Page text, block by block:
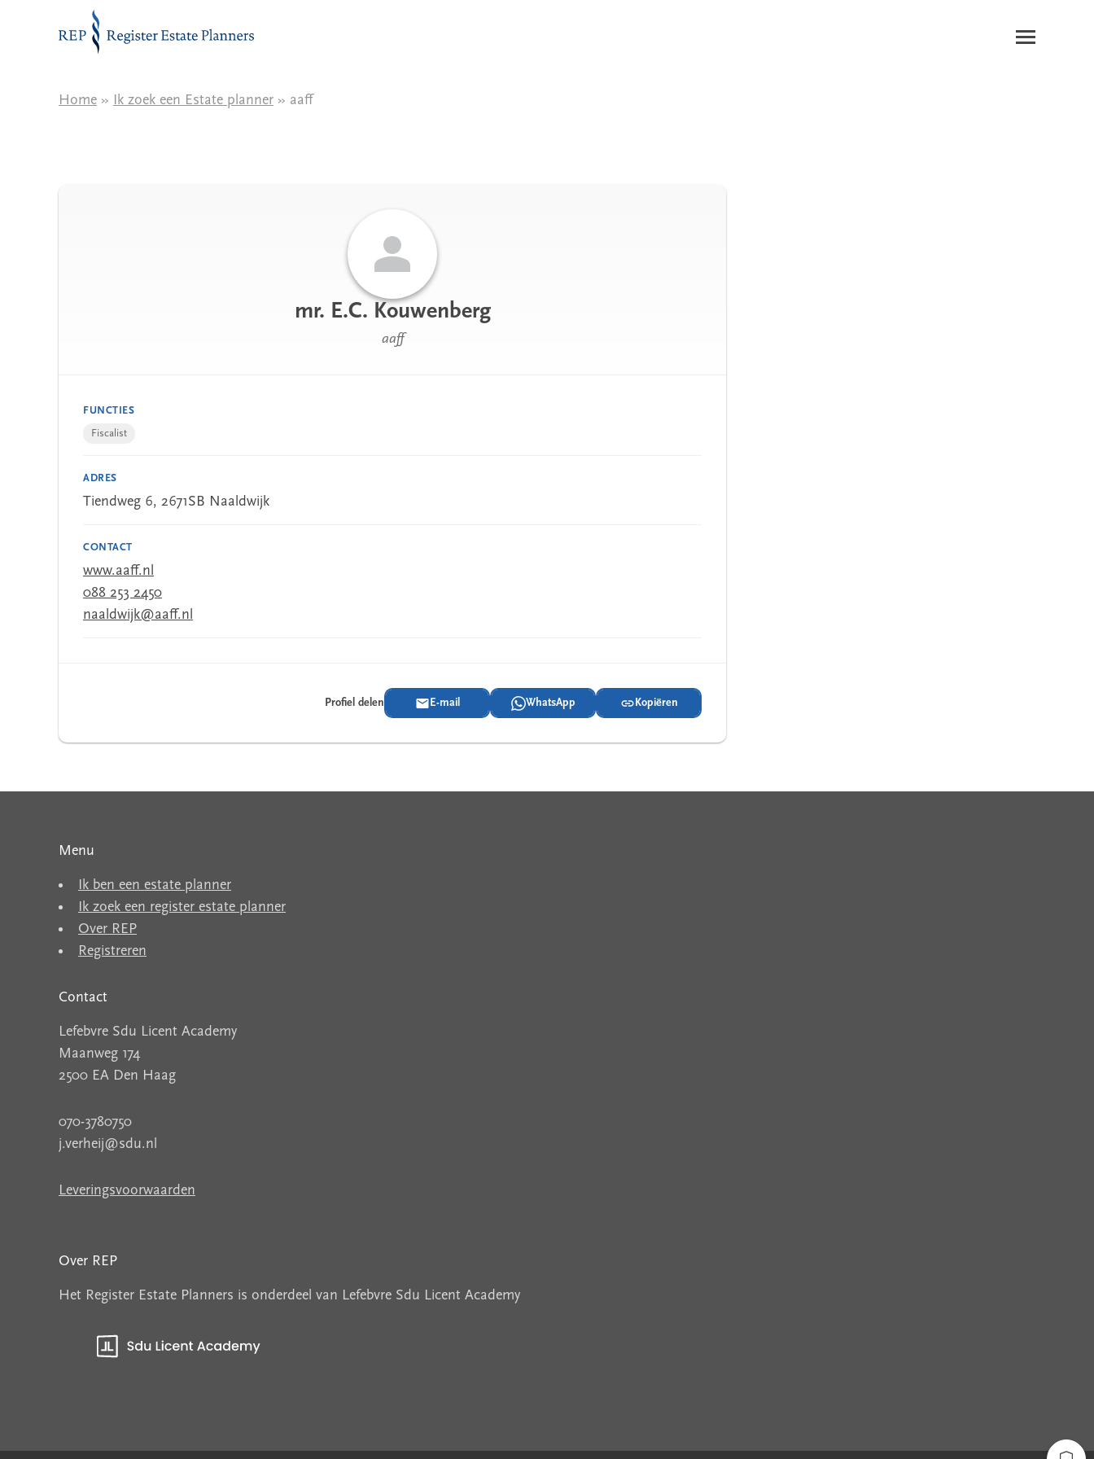
Naar de inhoud
Home » Ik zoek een Estate planner » aaff
mr. E.C. Kouwenberg
aaff
FUNCTIES
Fiscalist
ADRES
Tiendweg 6, 2671SB Naaldwijk
CONTACT
www.aaff.nl
088 253 2450
naaldwijk@aaff.nl
Profiel delen E-mail WhatsApp Kopiëren
Menu
Ik ben een estate planner
Ik zoek een register estate planner
Over REP
Registreren
Contact
Lefebvre Sdu Licent Academy
Maanweg 174
2500 EA Den Haag
070-3780750
j.verheij@sdu.nl
Leveringsvoorwaarden
Over REP
Het Register Estate Planners is onderdeel van Lefebvre Sdu Licent Academy